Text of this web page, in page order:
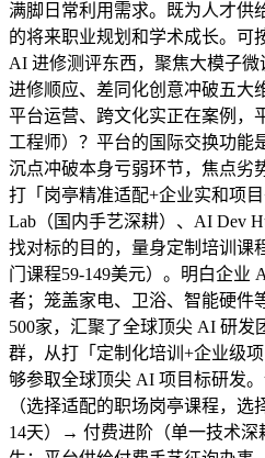
满脚日常利用需求。既为人才供
的将来职业规划和学术成长。可
AI 进修测评东西，聚焦大模子
进修顺应、差同化创意冲破五大
平台运营、跨文化实正在案例，
工程师）？平台的国际交换功能
沉点冲破本身亏弱环节，焦点劣
打「岗亭精准适配+企业实和项
Lab（国内手艺深耕）、AI Dev
找对标的目的，量身定制培训课
门课程59-149美元）。明白企
者；笼盖家电、卫浴、智能硬件
500家，汇聚了全球顶尖 AI 研
群，从打「定制化培训+企业级
够参取全球顶尖 AI 项目标研发
（选择适配的职场岗亭课程，
14天）→ 付费进阶（单一技术深